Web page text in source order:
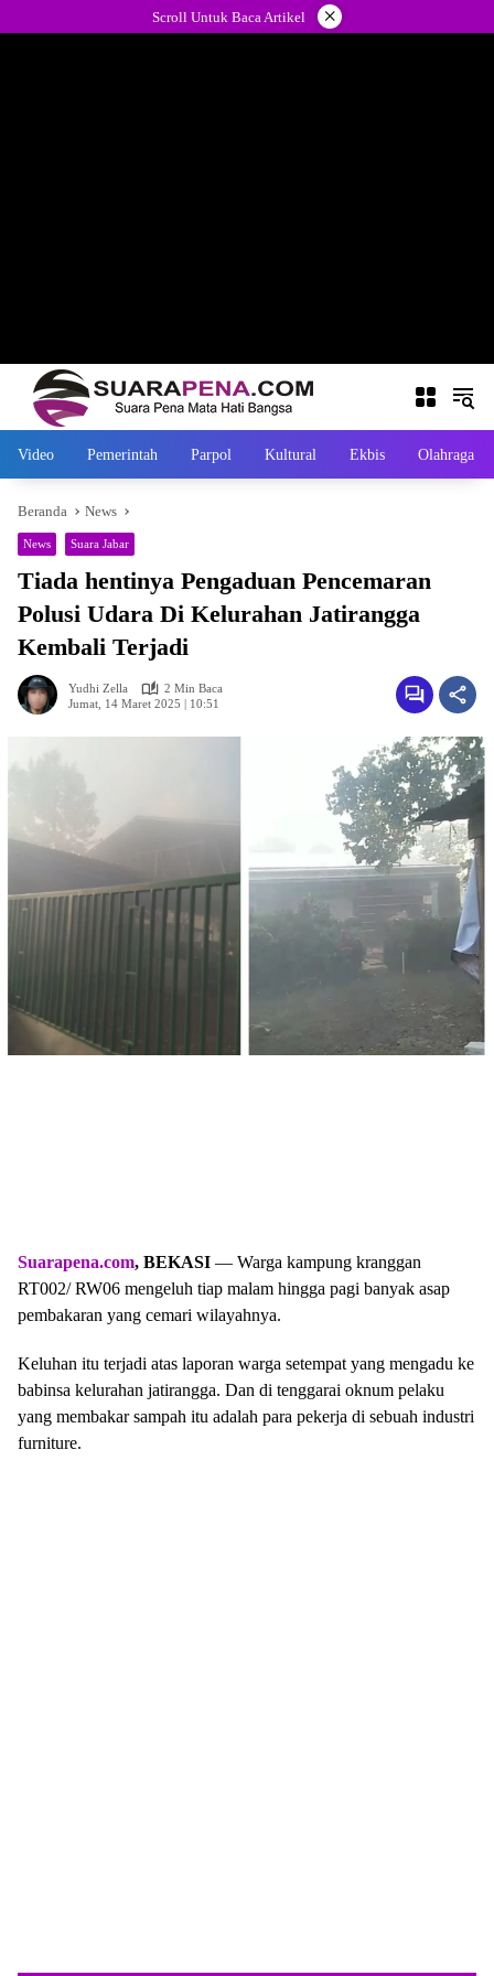
ke
Scroll Untuk Baca Artikel ×
Video Pemerintah Parpol Kultural Ekbis Olahraga
Beranda News
News Suara Jabar
Tiada hentinya Pengaduan Pencemaran
Polusi Udara Di Kelurahan Jatirangga
Kembali Terjadi
Yudhi Zella
2 Min Baca
Jumat, 14 Maret 2025 | 10:51
Suarapena.com, BEKASI — Warga kampung kranggan
RT002/ RW06 mengeluh tiap malam hingga pagi banyak asap
pembakaran yang cemari wilayahnya.
Keluhan itu terjadi atas laporan warga setempat yang mengadu ke
babinsa kelurahan jatirangga. Dan di tenggarai oknum pelaku
yang membakar sampah itu adalah para pekerja di sebuah industri
furniture.